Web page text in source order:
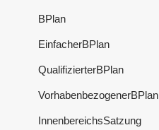
BPlan
EinfacherBPlan
QualifizierterBPlan
VorhabenbezogenerBPlan
InnenbereichsSatzung